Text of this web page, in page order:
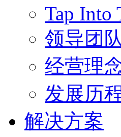
Tap Into
领导团
经营理
发展历
解决方案